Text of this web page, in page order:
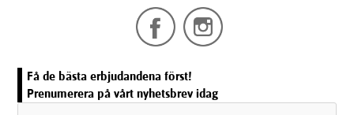
Få de bästa erbjudandena först!
Prenumerera på vårt nyhetsbrev idag